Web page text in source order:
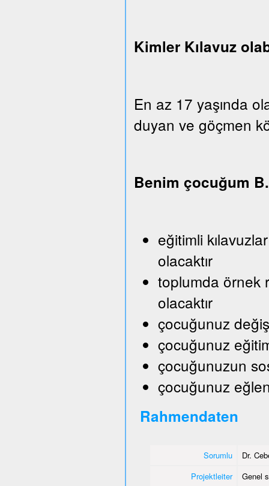
Kimler Kılavuz
En az 17 yaşında
duyan ve göçmen
Benim çocuğum
eğitimli
olacaktır
toplumda örnek
olacaktır
çocuğunuz
çocuğunuz
çocuğunuzun
çocuğunuz
Rahmendaten
Sorumlu
Dr.
Projektleiter
Genel